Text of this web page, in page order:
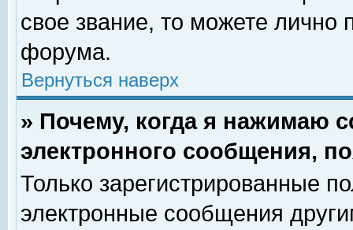
свое звание, то можете лично
форума.
Вернуться наверх
» Почему, когда я нажимаю
электронного сообщения,
Только зарегистрированные
электронные сообщения